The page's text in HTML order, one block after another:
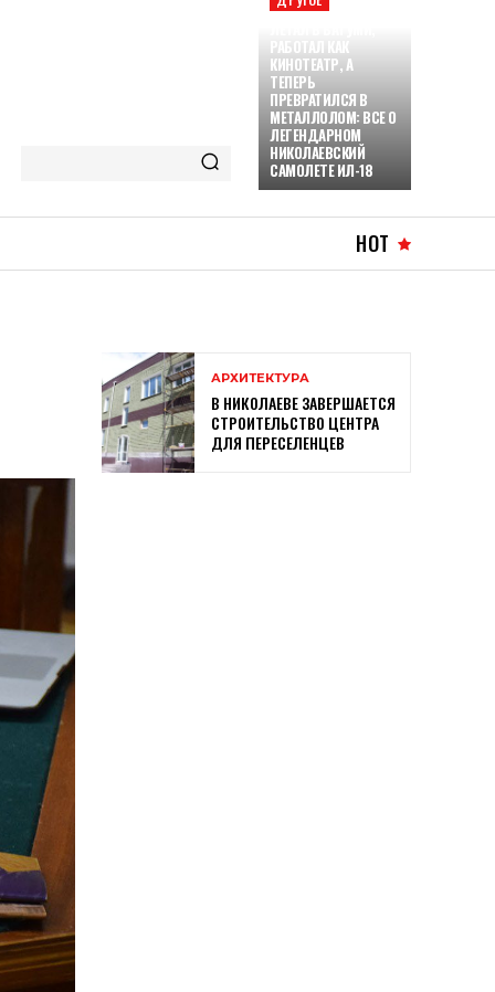
РАБОТАЛ КАК
КИНОТЕАТР, А
ТЕПЕРЬ
ПРЕВРАТИЛСЯ В
МЕТАЛЛОЛОМ: ВСЕ О
ЛЕГЕНДАРНОМ
НИКОЛАЕВСКИЙ
САМОЛЕТЕ ИЛ-18
HOT
АРХИТЕКТУРА
В НИКОЛАЕВЕ ЗАВЕРШАЕТСЯ
СТРОИТЕЛЬСТВО ЦЕНТРА
ДЛЯ ПЕРЕСЕЛЕНЦЕВ